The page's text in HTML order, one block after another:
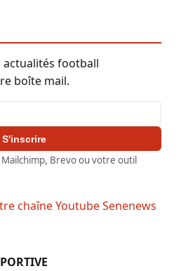
actualités football
boîte mail.
S'inscrire
Brevo ou votre outil